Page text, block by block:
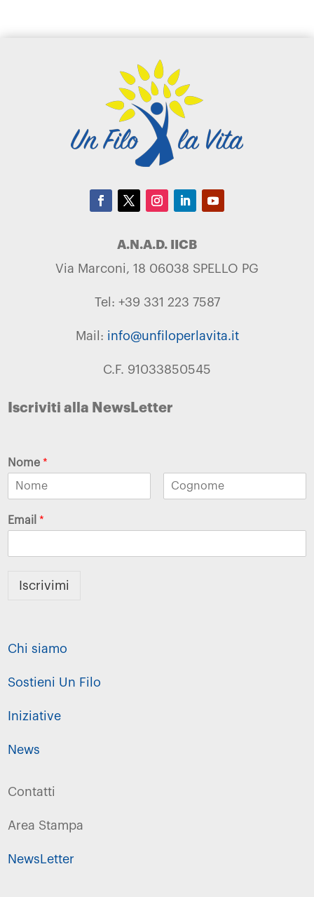
A.N.A.D. IICB
Via Marconi, 18 06038 SPELLO PG
Tel: +39 331 223 7587
Mail: info@unfiloperlavita.it
C.F. 91033850545
Iscriviti alla NewsLetter
Nome*
Email*
Iscrivimi
Chi siamo
Sostieni Un Filo
Iniziative
News
Contatti
Area Stampa
NewsLetter